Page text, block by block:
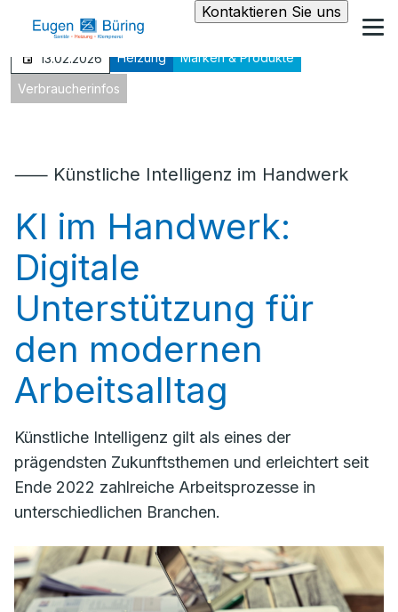
Kontaktieren Sie uns
13.02.2026 Heizung Marken & Produkte
Verbraucherinfos
⸺ Künstliche Intelligenz im Handwerk
KI im Handwerk:
Digitale
Unterstützung für
den modernen
Arbeitsalltag
Künstliche Intelligenz gilt als eines der
prägendsten Zukunftsthemen und erleichtert seit
Ende 2022 zahlreiche Arbeitsprozesse in
unterschiedlichen Branchen.